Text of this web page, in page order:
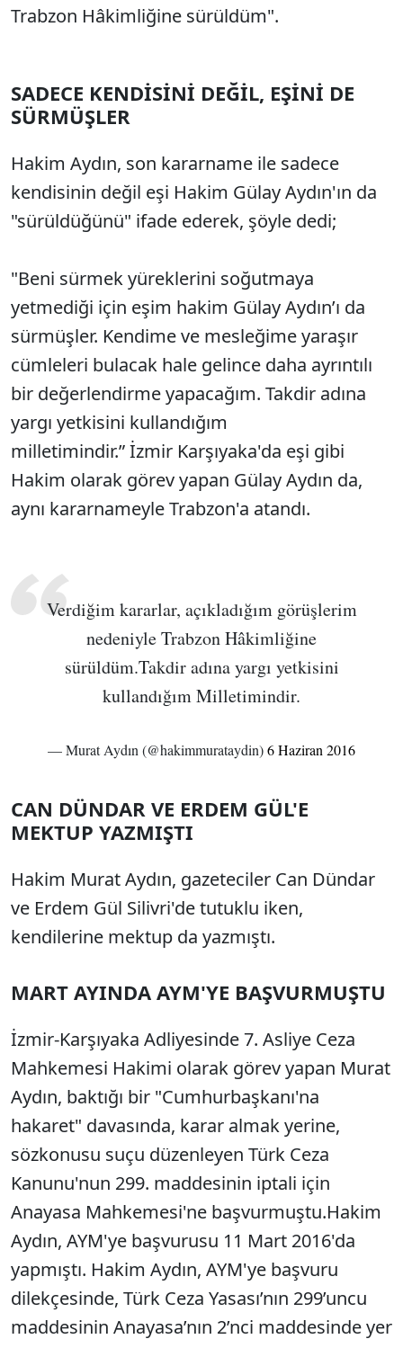
Trabzon Hâkimliğine sürüldüm".
SADECE KENDİSİNİ DEĞİL, EŞİNİ DE
SÜRMÜŞLER
Hakim Aydın, son kararname ile sadece
kendisinin değil eşi Hakim Gülay Aydın'ın da
"sürüldüğünü" ifade ederek, şöyle dedi;
"Beni sürmek yüreklerini soğutmaya
yetmediği için eşim hakim Gülay Aydın’ı da
sürmüşler. Kendime ve mesleğime yaraşır
cümleleri bulacak hale gelince daha ayrıntılı
bir değerlendirme yapacağım. Takdir adına
yargı yetkisini kullandığım
milletimindir.” İzmir Karşıyaka'da eşi gibi
Hakim olarak görev yapan Gülay Aydın da,
aynı kararnameyle Trabzon'a atandı.
Verdiğim kararlar, açıkladığım görüşlerim
nedeniyle Trabzon Hâkimliğine
sürüldüm.Takdir adına yargı yetkisini
kullandığım Milletimindir.
— Murat Aydın (@hakimmurataydin)6 Haziran 2016
CAN DÜNDAR VE ERDEM GÜL'E
MEKTUP YAZMIŞTI
Hakim Murat Aydın, gazeteciler Can Dündar
ve Erdem Gül Silivri'de tutuklu iken,
kendilerine mektup da yazmıştı.
MART AYINDA AYM'YE BAŞVURMUŞTU
İzmir-Karşıyaka Adliyesinde 7. Asliye Ceza
Mahkemesi Hakimi olarak görev yapan Murat
Aydın, baktığı bir "Cumhurbaşkanı'na
hakaret" davasında, karar almak yerine,
sözkonusu suçu düzenleyen Türk Ceza
Kanunu'nun 299. maddesinin iptali için
Anayasa Mahkemesi'ne başvurmuştu.Hakim
Aydın, AYM'ye başvurusu 11 Mart 2016'da
yapmıştı. Hakim Aydın, AYM'ye başvuru
dilekçesinde, Türk Ceza Yasası’nın 299’uncu
maddesinin Anayasa’nın 2’nci maddesinde yer